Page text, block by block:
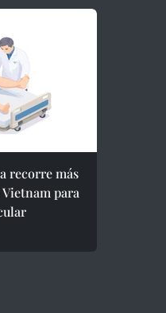
recorre más
para